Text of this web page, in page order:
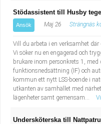
Stödassistent till Husby
Ansök Maj 26 Strängnäs
Vill du arbeta i en verksamhet
Vi söker nu en engagerad och
brukare inom personkrets 1, med
funktionsnedsättning (IF) och
kommun ett nytt LSS-boende i
utkanten av samhället med
lägenheter samt gemensam...
Undersköterska till Nattpatrull